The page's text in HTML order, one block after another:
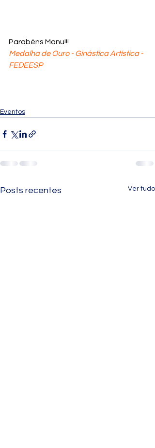
Parabéns Manu!!!
Medalha de Ouro - Ginástica Artística -
FEDEESP
Eventos
Posts recentes Ver tudo